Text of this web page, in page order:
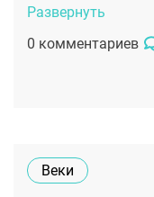
уже и отек сошел
конечно, а
еще лучше. Как
Развернуть
0 комментариев
Веки